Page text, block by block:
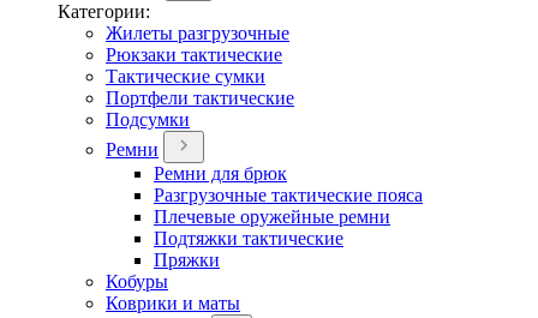
Категории:
Жилеты разгрузочные
Рюкзаки тактические
Тактические сумки
Портфели тактические
Подсумки
Ремни
Ремни для брюк
Разгрузочные тактические пояса
Плечевые оружейные ремни
Подтяжки тактические
Пряжки
Кобуры
Коврики и маты